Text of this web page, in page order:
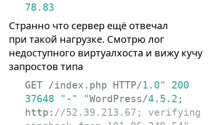
78.83
Странно что сервер ещё отвечал
при такой нагрузке. Смотрю лог
недоступного виртуалхоста и вижу кучу
запростов типа
GET /index.php HTTP/1.0" 200
37648 " - " "WordPress/4.5 .2 ;
http: //52.39.213.67; verifying